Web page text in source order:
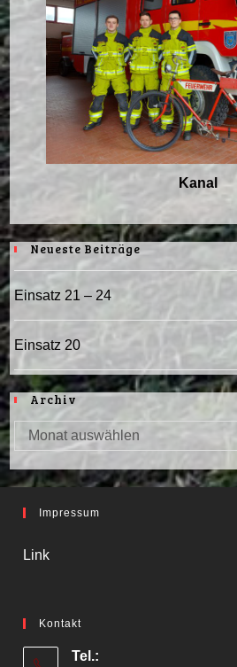
Kanal
Neueste Beiträge
Einsatz 21 – 24
Einsatz 20
Archiv
Archiv
Monat auswählen
Impressum
Link
Kontakt
Tel.: